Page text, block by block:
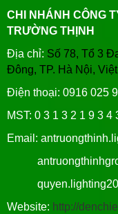
CHI NHÁNH CÔNG
TRƯỜNG THỊNH
Địa chỉ: Số 78, Tổ 3
Đông, TP. Hà Nội,
Điện thoại: 0916 025
MST: 0 3 1 3 2 1 9 3 4
Email:
Website: http://